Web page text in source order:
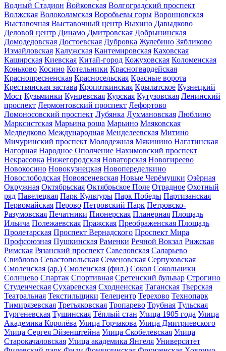
Водный Стадион Войковская Волгоградский проспект
Волжская Волоколамская Воробьевы горы Воронцовская
Выставочная Выставочный центр Выхино Давыдково
Деловой центр Динамо Дмитровская Добрынинская
Домодедовская Достоевская Дубровка Жулебино Зябликово
Измайловская Калужская Кантемировская Каховская
Каширская Киевская Китай-город Кожуховская Коломенская
Коньково Косино Котельники Красногвардейская
Краснопресненская Красносельская Красные ворота
Крестьянская застава Кропоткинская Крылатское Кузнецкий
Мост Кузьминки Кунцевская Курская Кутузовская Ленинский
проспект Лермонтовский проспект Лефортово
Ломоносовский проспект Лубянка Лухмановская Люблино
Марксистская Марьина роща Марьино Маяковская
Медведково Международная Менделеевская Митино
Мичуринский проспект Молодежная Мякинино Нагатинская
Нагорная Народное Ополчение Нахимовский проспект
Некрасовка Нижегородская Новаторская Новогиреево
Новокосино Новокузнецкая Новопеределкино
Новослободская Новоясеневская Новые Черёмушки Озёрная
Окружная Октябрьская Октябрьское Поле Отрадное Охотный
ряд Павелецкая Парк Культуры Парк Победы Партизанская
Первомайская Перово Петровский Парк Петровско-
Разумовская Печатники Пионерская Планерная Площадь
Ильича Полежаевская Пражская Преображенская Площадь
Пролетарская Проспект Вернадского Проспект Мира
Профсоюзная Пушкинская Раменки Речной Вокзал Рижская
Римская Рязанский проспект Савеловская Саларьево
Свиблово Севастопольская Семеновская Серпуховская
Смоленская (ар.) Смоленская (фил.) Сокол Сокольники
Солнцево Спартак Спортивная Сретенский бульвар Строгино
Студенческая Сухаревская Сходненская Таганская Тверская
Театральная Текстильщики Телецентр Терехово Технопарк
Тимирязевская Третьяковская Тропарево Трубная Тульская
Тургеневская Тушинская Тёплый стан Улица 1905 года Улица
Академика Королёва Улица Горчакова Улица Дмитриевского
Улица Сергея Эйзенштейна Улица Скобелевская Улица
Старокачаловская Улица академика Янгеля Университет